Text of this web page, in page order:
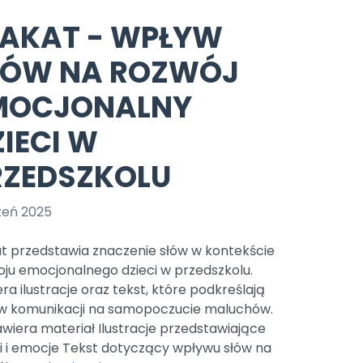
Nowości
Zapowiedzi
czerwca 2024 r. uzyskała
r. Nr decyzji:
Online.
Bliżej Pieska
Pomoc zwierzętom
Książka (dla) Przedszkolaka
Promowanie czytelnictwa
TikTok
Zobacz nas na TikToku
YouTube
- WPŁYW
NA ROZWÓJ
W
2025
przedstawia znaczenie słów w kontekście
emocjonalnego dzieci w przedszkolu.
ilustracje oraz tekst, które podkreślają
komunikacji na samopoczucie maluchów.
materiał Ilustracje przedstawiające
i emocje Tekst dotyczący wpływu słów na